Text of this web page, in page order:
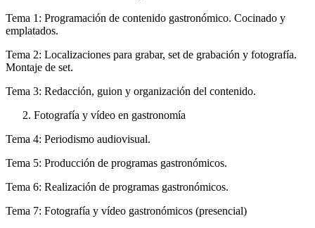
Tema 1: Programación de contenido gastronómico. Cocinado y
emplatados.
Tema 2: Localizaciones para grabar, set de grabación y fotografía.
Montaje de set.
Tema 3: Redacción, guion y organización del contenido.
Fotografía y vídeo en gastronomía
Tema 4: Periodismo audiovisual.
Tema 5: Producción de programas gastronómicos.
Tema 6: Realización de programas gastronómicos.
Tema 7: Fotografía y vídeo gastronómicos (presencial)